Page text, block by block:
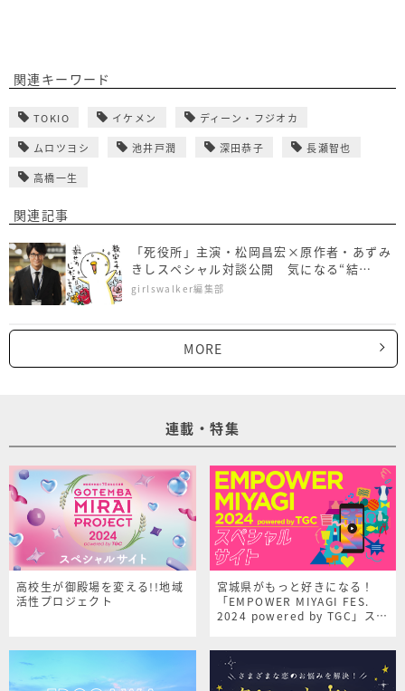
関連キーワード
TOKIO イケメン ディーン・フジオカ
ムロツヨシ 池井戸潤 深田恭子 長瀬智也
高橋一生
関連記事
「死役所」主演・松岡昌宏×原作者・あずみ
きしスペシャル対談公開 気になる“結
末”は…？
girlswalker編集部
MORE
連載・特集
高校生が御殿場を変える!!地域
活性プロジェクト
宮城県がもっと好きになる！
「EMPOWER MIYAGI FES.
2024 powered by TGC」スペ